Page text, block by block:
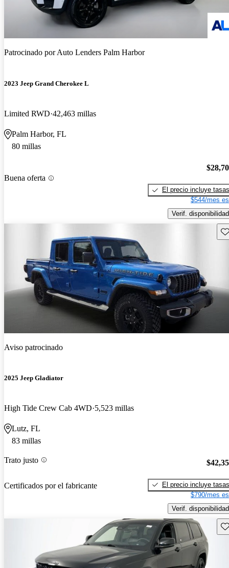
Patrocinado porAuto Lenders Palm Harbor
2023 Jeep Grand Cherokee L
Limited RWD 42,463 millas
Palm Harbor, FL
80 millas
Buena oferta
El precio incluye tasas
$544/mes
Verif. disponibilidad
Aviso patrocinado
2025 Jeep Gladiator
High Tide Crew Cab 4WD 5,523 millas
Lutz, FL
83 millas
Trato justo
Certificados por el fabricante
El precio incluye tasas
$790/mes
Verif. disponibilidad